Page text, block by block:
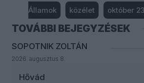
Államok közélet október
TOVÁBBI BEJEGYZÉSEK
SOPOTNIK ZOLTÁN
2026. augusztus 8.
Hővád